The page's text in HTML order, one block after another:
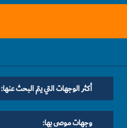
أكثر الوجهات التي يتم البحث عنها:
وجهات موصى بها: